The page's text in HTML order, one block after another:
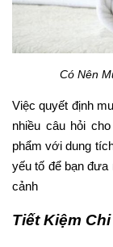
Có Nên
Việc quyết định
nhiều câu hỏi
phẩm với dung
yếu tố để bạn
cảnh
Tiết Kiệm